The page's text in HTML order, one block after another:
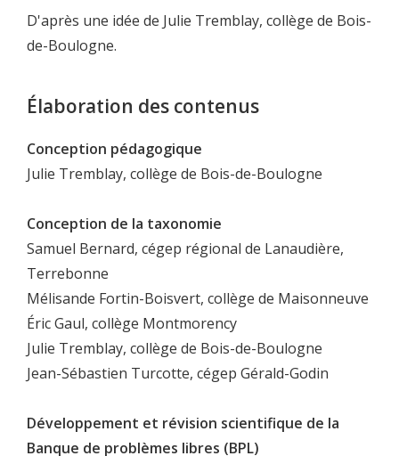
D'après une idée de Julie Tremblay, collège de Bois-
de-Boulogne.
Élaboration des contenus
Conception pédagogique
Julie Tremblay, collège de Bois-de-Boulogne
Conception de la taxonomie
Samuel Bernard, cégep régional de Lanaudière,
Terrebonne
Mélisande Fortin-Boisvert, collège de Maisonneuve
Éric Gaul, collège Montmorency
Julie Tremblay, collège de Bois-de-Boulogne
Jean-Sébastien Turcotte, cégep Gérald-Godin
Développement et révision scientifique de la
Banque de problèmes libres (BPL)